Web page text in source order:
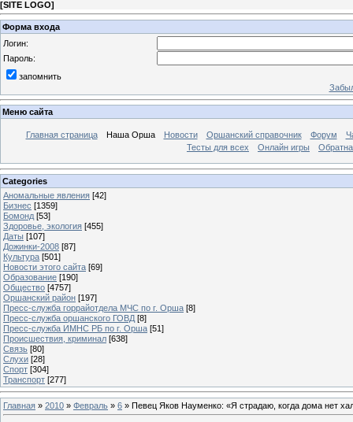
[SITE LOGO]
Форма входа
Логин:
Пароль:
запомнить
Меню сайта
Главная страница Наша Орша Новости Оршанский справочник Форум
Тесты для всех
Онлайн игры
Categories
Аномальные явления [42]
Бизнес [1359]
Бомонд [53]
Здоровье, экология [455]
Даты [107]
Дожинки-2008 [87]
Культура [501]
Новости этого сайта [69]
Образование [190]
Общество [4757]
Оршанский район [197]
Пресс-служба горрайотдела МЧС по г. Орша [8]
Пресс-служба оршанского ГОВД [8]
Пресс-служба ИМНС РБ по г. Орша [51]
Проиcшествия, криминал [638]
Связь [80]
Слухи [28]
Спорт [304]
Транспорт [277]
Главная » 2010 » Февраль » 6 » Певец Яков Науменко: «Я страдаю, когда дома нет